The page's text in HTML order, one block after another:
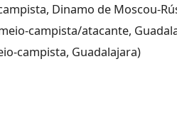
Dinamo de Moscou-
campista/atacante,
campista, Guadalajara)